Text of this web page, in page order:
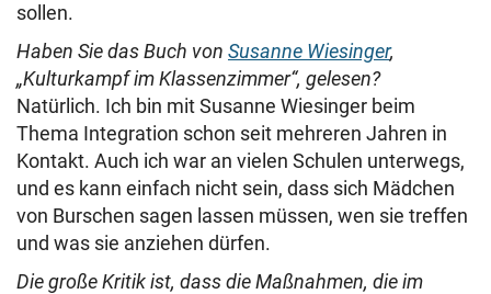
sollen.
Haben Sie das Buch von Susanne Wiesinger,
„Kulturkampf im Klassenzimmer“, gelesen?
Natürlich. Ich bin mit Susanne Wiesinger beim
Thema Integration schon seit mehreren Jahren in
Kontakt. Auch ich war an vielen Schulen unterwegs,
und es kann einfach nicht sein, dass sich Mädchen
von Burschen sagen lassen müssen, wen sie treffen
und was sie anziehen dürfen.
Die große Kritik ist, dass die Maßnahmen, die im